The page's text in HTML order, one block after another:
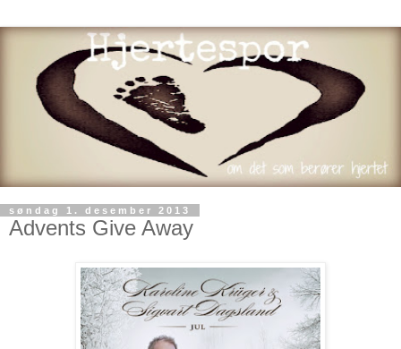
søndag 1. desember 2013
Advents Give Away